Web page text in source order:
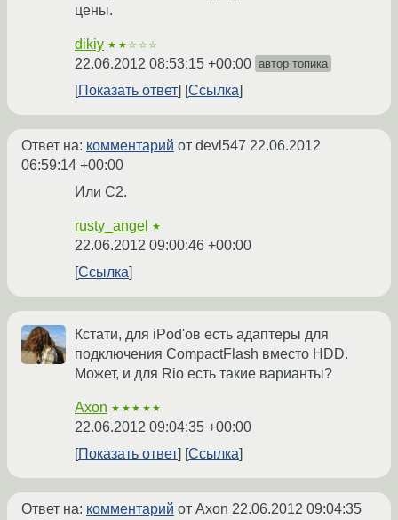
цены.
dikiy ★★☆☆☆
22.06.2012 08:53:15 +00:00 автор топика
Показать ответ Ссылка
Ответ на: комментарий от devl547 22.06.2012
06:59:14 +00:00
Или C2.
rusty_angel ★
22.06.2012 09:00:46 +00:00
Ссылка
Кстати, для iPod'ов есть адаптеры для
подключения CompactFlash вместо HDD.
Может, и для Rio есть такие варианты?
Axon ★★★★★
22.06.2012 09:04:35 +00:00
Показать ответ
Ссылка
Ответ на: комментарий от Axon 22.06.2012 09:04:35